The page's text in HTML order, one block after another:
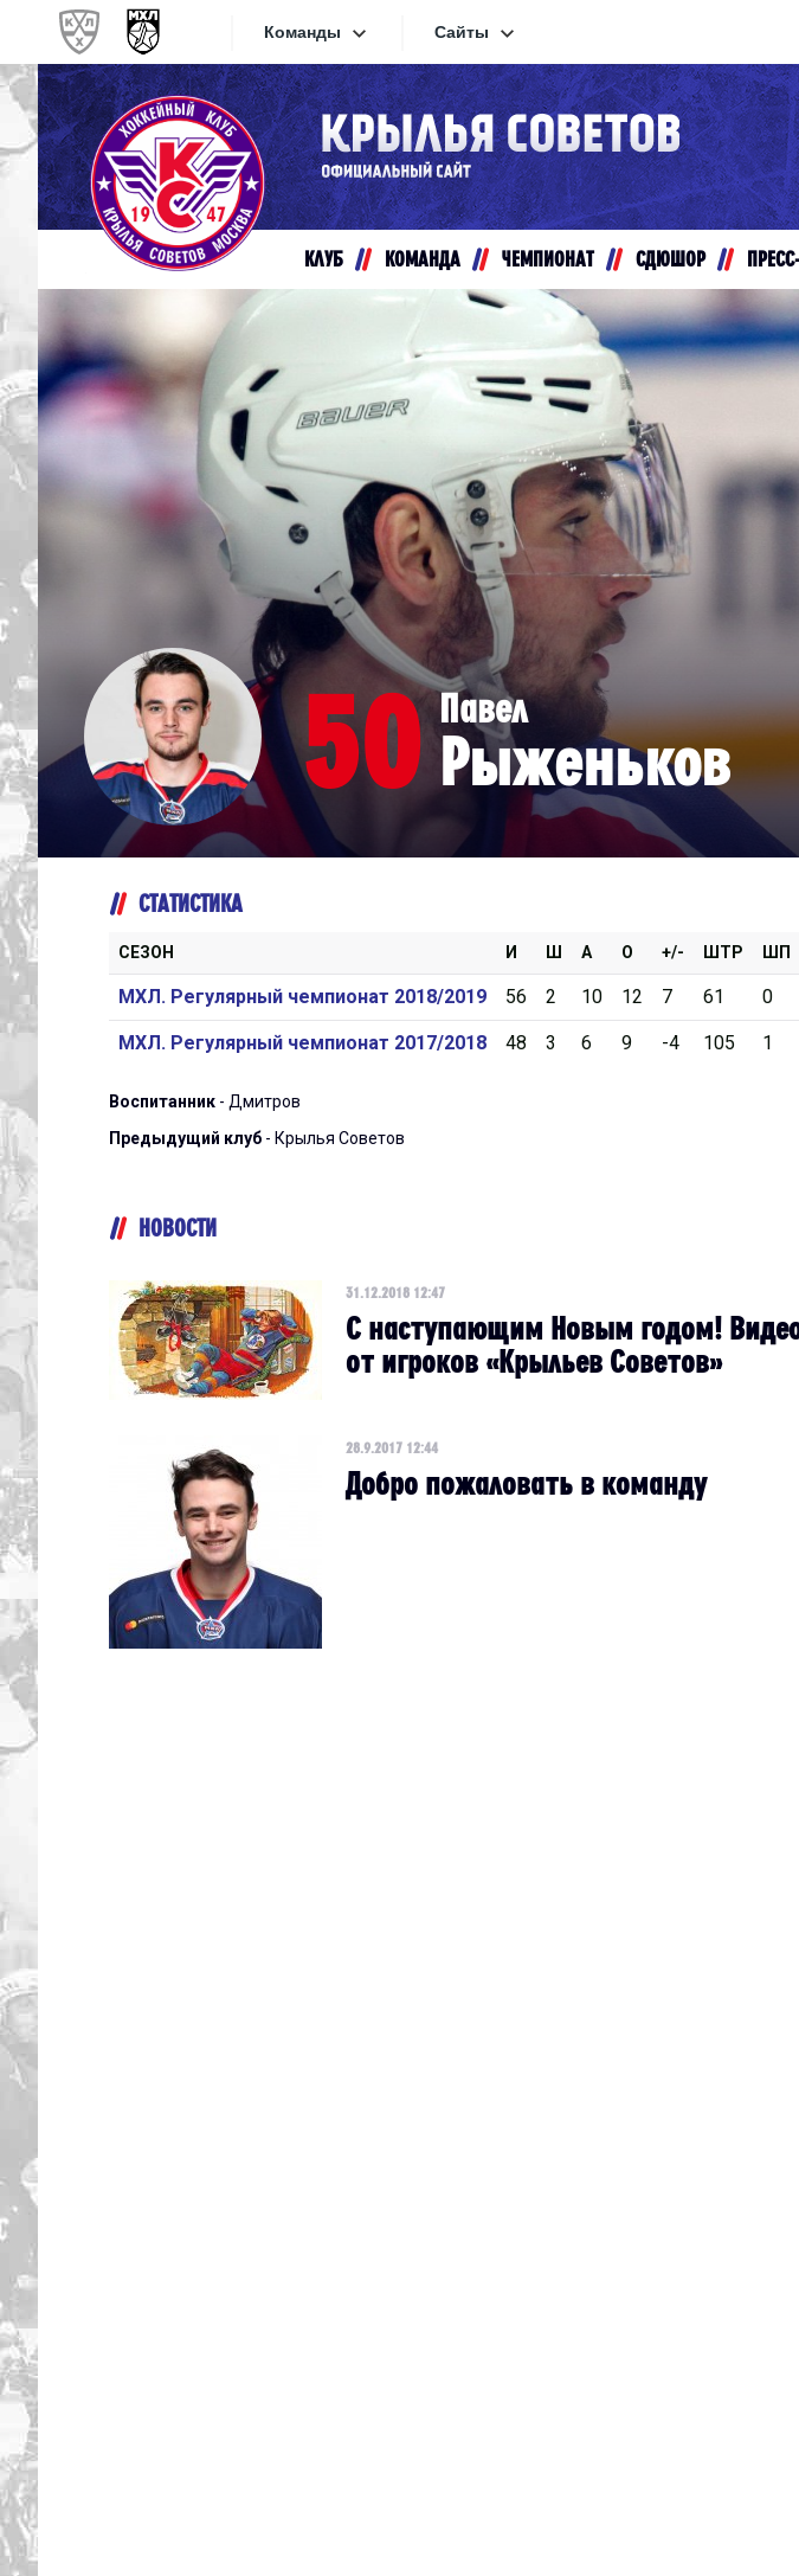
Команды
Конференция «Запад»
Дивизион Золотой
Академия Михайлова
МХК Динамо СПб
МХК Спартак
СКА-1946
Дивизион Серебряный
Академия СКА
АКМ-Юниор
Амурские Тигры
Красная Машина-Юниор
Крылья Советов
МХК Динамо-Карелия
МХК Спартак-МАХ
ХК Капитан
Конференция «Восток»
Дивизион Золотой
Авто
Кузнецкие Медведи
Мамонты Югры
Омские Ястребы
Стальные Лисы
Толпар
Чайка
Дивизион Серебряный
АКМ-Новомосковск
Красноярские Рыси
Ладья
Локо-76
МХК Молот
Реактор
Сибирские Cнайперы
Спутник Ал
Сайты
Сайты
Видеотрансляции
Хайлайты
Текстовые трансляции
Интернет-магазин
Приложение МХЛ
КЛУБ КОМАНДА ЧЕМПИОНАТ СДЮШОР
50 Павел
Рыженьков
СТАТИСТИКА
СЕЗОН И Ш А О +/- ШТР ШП
МХЛ. Регулярный чемпионат 2018/2019 56 2 10 12 7 61 0
МХЛ. Регулярный чемпионат 2017/2018 48 3 6 9 -4 105 1
Воспитанник - Дмитров
Предыдущий клуб - Крылья Советов
НОВОСТИ
31.12.2018 12:47
С наступающим Новым годом!
от игроков «Крыльев Советов»
28.9.2017 12:44
Добро пожаловать в команду